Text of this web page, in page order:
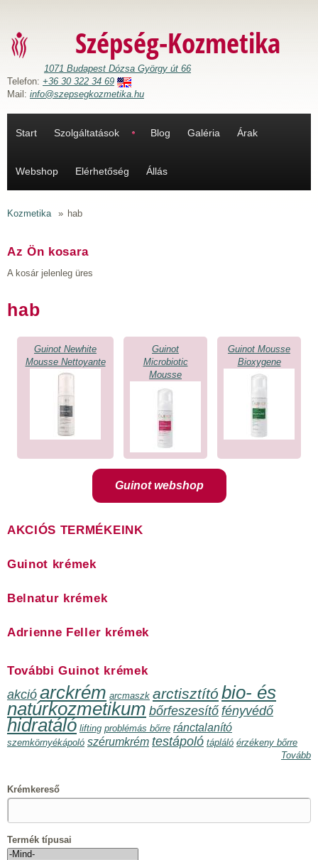
Szépség-Kozmetika
1071 Budapest Dózsa György út 66
Telefon: +36 30 322 34 69
Mail: info@szepsegkozmetika.hu
Start Szolgáltatások Blog Galéria Árak
Webshop Elérhetőség Állás
Kozmetika » hab
Az Ön kosara
A kosár jelenleg üres
hab
Guinot Newhite
Mousse Nettoyante
Guinot
Microbiotic
Mousse
Guinot Mousse
Bioxygene
Guinot webshop
AKCIÓS TERMÉKEINK
Guinot krémek
Belnatur krémek
Adrienne Feller krémek
További Guinot krémek
akció arckrém arcmaszk arctisztító bio- és
natúrkozmetikum bőrfeszesítő fényvédő
hidratáló lifting problémás bőrre ránctalanító
szemkörnyékápoló szérumkrém testápoló tápláló érzékeny bőrre
Tovább
Krémkereső
Termék típusai